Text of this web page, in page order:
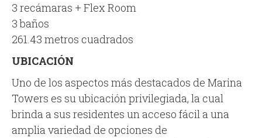
3 recámaras + Flex Room
3 baños
261.43 metros cuadrados
UBICACIÓN
Uno de los aspectos más destacados de Marina
Towers es su ubicación privilegiada, la cual
brinda a sus residentes un acceso fácil a una
amplia variedad de opciones de